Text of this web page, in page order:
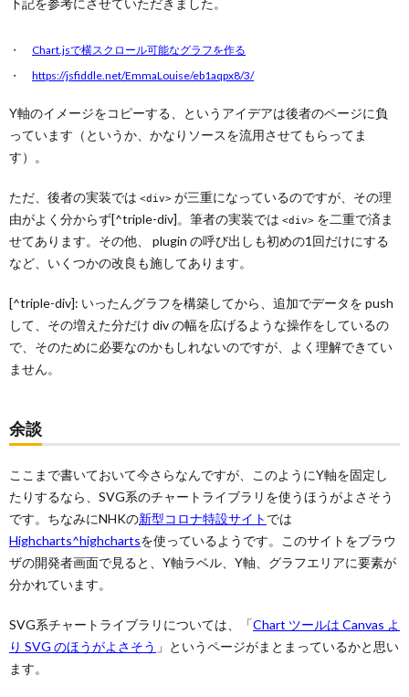
下記を参考にさせていただきました。
Chart.jsで横スクロール可能なグラフを作る
https://jsfiddle.net/EmmaLouise/eb1aqpx8/3/
Y軸のイメージをコピーする、というアイデアは後者のページに負
っています（というか、かなりソースを流用させてもらってま
す）。
ただ、後者の実装では <div> が三重になっているのですが、その理
由がよく分からず[^triple-div]。筆者の実装では <div> を二重で済ま
せてあります。その他、 plugin の呼び出しも初めの1回だけにする
など、いくつかの改良も施してあります。
[^triple-div]: いったんグラフを構築してから、追加でデータを push
して、その増えた分だけ div の幅を広げるような操作をしているの
で、そのために必要なのかもしれないのですが、よく理解できてい
ません。
余談
ここまで書いておいて今さらなんですが、このようにY軸を固定し
たりするなら、SVG系のチャートライブラリを使うほうがよさそう
です。ちなみにNHKの新型コロナ特設サイト では
Highcharts^highchartsを使っているようです。このサイトをブラウ
ザの開発者画面で見ると、Y軸ラベル、Y軸、グラフエリアに要素が
分かれています。
SVG系チャートライブラリについては、「Chart ツールは Canvas よ
り SVG のほうがよさそう 」というページがまとまっているかと思い
ます。